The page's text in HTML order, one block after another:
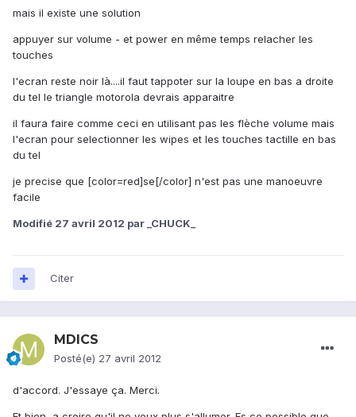
mais il existe une solution
appuyer sur volume - et power en même temps relacher les
touches
l'ecran reste noir là....il faut tappoter sur la loupe en bas a droite
du tel le triangle motorola devrais apparaitre
il faura faire comme ceci en utilisant pas les flèche volume mais
l'ecran pour selectionner les wipes et les touches tactille en bas
du tel
je precise que [color=red]se[/color] n'est pas une manoeuvre
facile
Modifié 27 avril 2012 par _CHUCK_
Citer
MDICS
Posté(e) 27 avril 2012
d'accord. J'essaye ça. Merci.